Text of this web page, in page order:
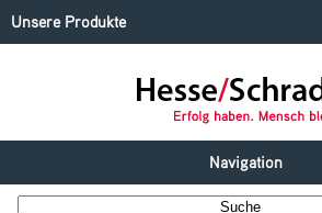
Unsere Produkte
Navigation